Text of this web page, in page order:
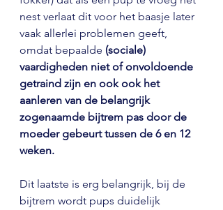
nest verlaat dit voor het baasje later
vaak allerlei problemen geeft,
omdat bepaalde (sociale)
vaardigheden niet of onvoldoende
getraind zijn en ook ook het
aanleren van de belangrijk
zogenaamde bijtrem pas door de
moeder gebeurt tussen de 6 en 12
weken.
Dit laatste is erg belangrijk, bij de
bijtrem wordt pups duidelijk